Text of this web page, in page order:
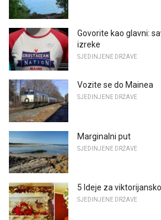
Govorite kao glavni:
izreke
SJEDINJENE DRŽAVE
Vozite se do Mainea
SJEDINJENE DRŽAVE
Marginalni put
SJEDINJENE DRŽAVE
5 Ideje za
SJEDINJENE DRŽAVE